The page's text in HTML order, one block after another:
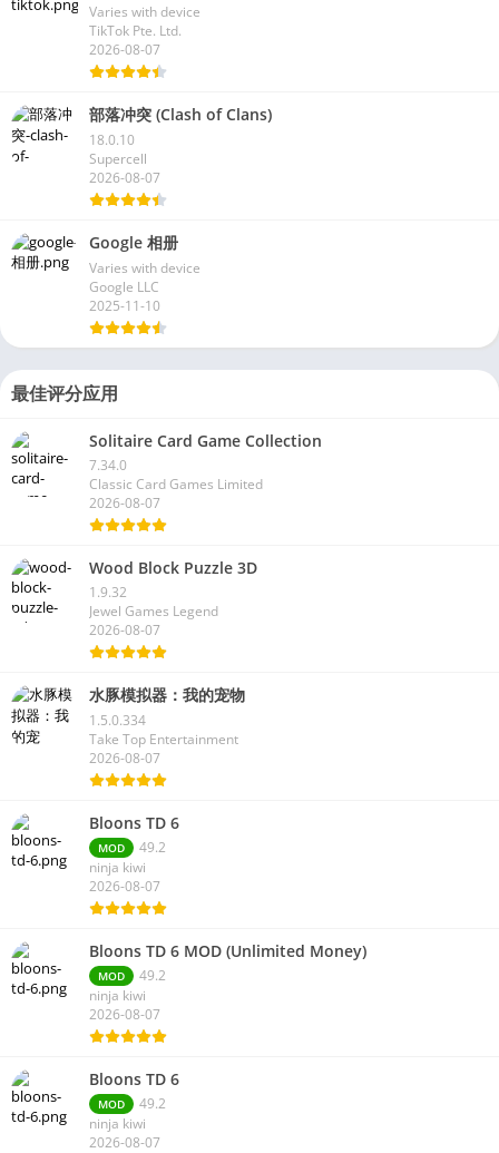
Varies with device
TikTok Pte. Ltd.
2026-08-07
部落冲突 (Clash of Clans)
18.0.10
Supercell
2026-08-07
Google 相册
Varies with device
Google LLC
2025-11-10
最佳评分应用
Solitaire Card Game Collection
7.34.0
Classic Card Games Limited
2026-08-07
Wood Block Puzzle 3D
1.9.32
Jewel Games Legend
2026-08-07
水豚模拟器：我的宠物
1.5.0.334
Take Top Entertainment
2026-08-07
Bloons TD 6
MOD
49.2
ninja kiwi
2026-08-07
Bloons TD 6 MOD (Unlimited Money)
MOD
49.2
ninja kiwi
2026-08-07
Bloons TD 6
MOD
49.2
ninja kiwi
2026-08-07